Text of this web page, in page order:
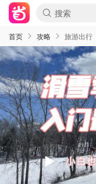
首页 攻略 旅游出行